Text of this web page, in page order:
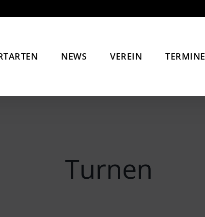
NEWS VEREIN TERMINE
Turnen